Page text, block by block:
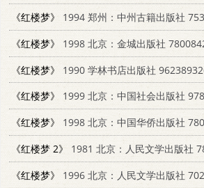
《红楼梦》
1994 郑州：中州古籍出版社
《红楼梦》
1998 北京：金城出版社
《红楼梦》
1990 学林书店出版社
《红楼梦》
1999 北京：中国社会出版社
《红楼梦》
1998 北京：中国华侨出版社
《红楼梦 2》
1981 北京：人民文学出版社
《红楼梦》
1996 北京：人民文学出版社